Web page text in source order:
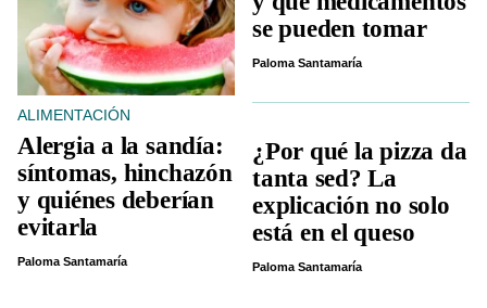
ALIMENTACIÓN
Alergia a la sandía:
síntomas, hinchazón
y quiénes deberían
evitarla
Paloma Santamaría
se pueden tomar
Paloma Santamaría
¿Por qué la pizza da
tanta sed? La
explicación no solo
está en el queso
Paloma Santamaría